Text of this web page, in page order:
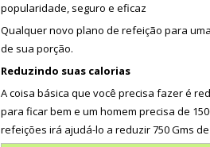
popularidade, seguro e eficaz
Qualquer novo plano de refeição para
de sua porção.
Reduzindo suas calorias
A coisa básica que você precisa fazer é
para ficar bem e um homem precisa de
refeições irá ajudá-lo a reduzir 750 Gms